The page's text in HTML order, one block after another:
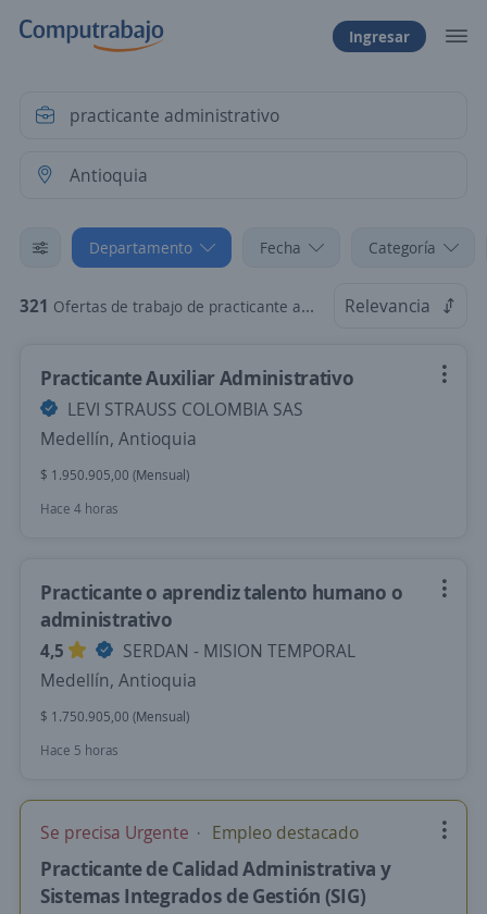
Ingresar
Departamento Fecha Categoría
321 Ofertas de trabajo de practicante administrativo en Antioquia Relevancia
Practicante Auxiliar Administrativo
LEVI STRAUSS COLOMBIA SAS
Medellín, Antioquia
$ 1.950.905,00 (Mensual)
Hace 4 horas
Practicante o aprendiz talento humano o
administrativo
4,5
SERDAN - MISION TEMPORAL
Medellín, Antioquia
$ 1.750.905,00 (Mensual)
Hace 5 horas
Se precisa Urgente Empleo destacado
Practicante de Calidad Administrativa y
Sistemas Integrados de Gestión (SIG)